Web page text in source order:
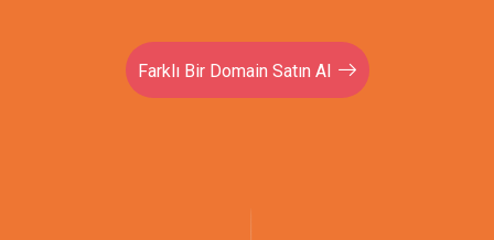
Farklı Bir Domain Satın Al